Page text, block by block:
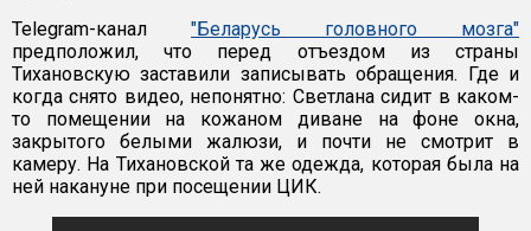
Telegram-канал "Беларусь головного мозга"
предположил, что перед отъездом из страны
Тихановскую заставили записывать обращения. Где и
когда снято видео, непонятно: Светлана сидит в каком-
то помещении на кожаном диване на фоне окна,
закрытого белыми жалюзи, и почти не смотрит в
камеру. На Тихановской та же одежда, которая была на
ней накануне при посещении ЦИК.